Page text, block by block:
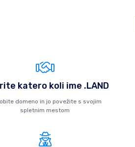
katero koli ime .LAND
domeno in jo povežite s svojim
spletnim mestom